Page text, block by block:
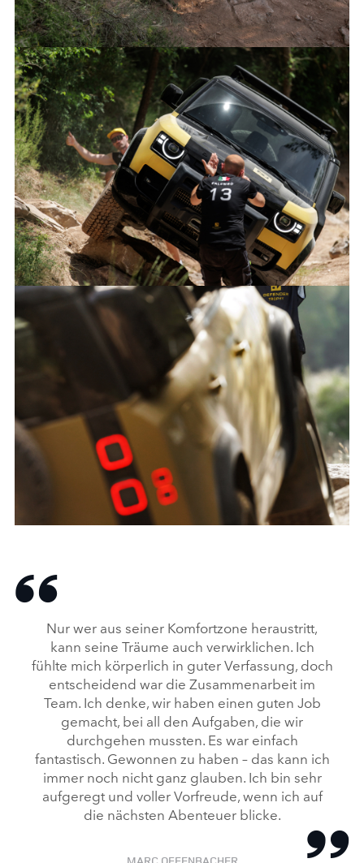
IMAGE 1
X
SHARE
DEFENDER TROPHY PR SELS R2
X
SHARE
Nur wer aus seiner Komfortzone heraustritt,
kann seine Träume auch verwirklichen. Ich
fühlte mich körperlich in guter Verfassung, doch
entscheidend war die Zusammenarbeit im
Team. Ich denke, wir haben einen guten Job
gemacht, bei all den Aufgaben, die wir
durchgehen mussten. Es war einfach
fantastisch. Gewonnen zu haben – das kann ich
immer noch nicht ganz glauben. Ich bin sehr
aufgeregt und voller Vorfreude, wenn ich auf
die nächsten Abenteuer blicke.
MARC OFFENBACHER